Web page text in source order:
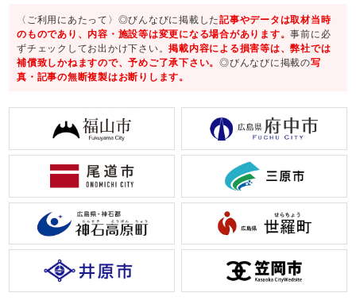
〈ご利用にあたって〉◎びんなびに掲載した記事やデータは取材当時
のものであり、内容・施設等は変更になる場合があります。事前に必
ずチェックしてお出かけ下さい。掲載内容による損害等は、弊社では
補償致しかねますので、予めご了承下さい。◎びんなびに掲載の写
真・記事の無断複製はお断りします。